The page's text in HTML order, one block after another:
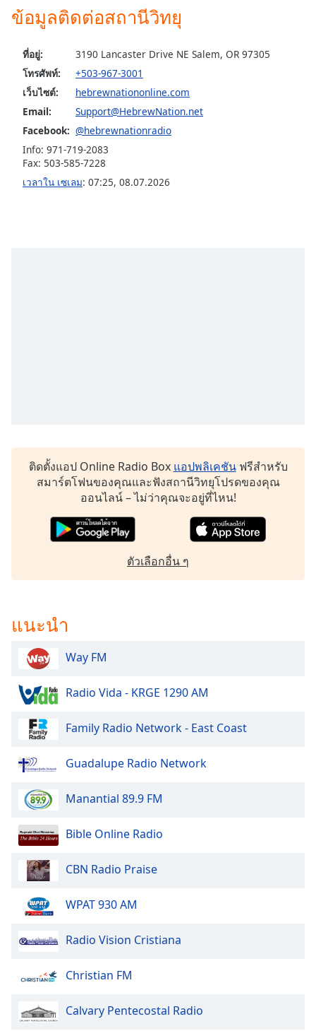
selected
Subtitles
subtitles
settings
opens
subtitles
dialog
subtitles
off,
dialog
window.
Color
Opacity
Text
Background
Opacity
Caption
Area
Background
Color
Opacity
Font
Edge
ข้อมูลติดต่อสถานีวิทยุ
ที่อยู่:
3190 Lancaster Drive NE Salem, OR 97305
โทรศัพท์:
+503-967-3001
เว็บไซต์:
hebrewnationonline.com
Email:
Support@HebrewNation.net
Facebook: @hebrewnationradio
Info: 971-719-2083
Fax: 503-585-7228
เวลาใน เซเลม: 07:25, 08.07.2026
ติดตั้งแอป Online Radio Box แอปพลิเคชันฟรีสำหรับ
สมาร์ตโฟนของคุณและฟังสถานีวิทยุโปรดของคุณ
ออนไลน์ – ไม่ว่าคุณจะอยู่ที่ไหน!
ตัวเลือกอื่น ๆ
แนะนำ
Way FM
Radio Vida - KRGE 1290 AM
Family Radio Network - East Coast
Guadalupe Radio Network
Manantial 89.9 FM
Bible Online Radio
CBN Radio Praise
WPAT 930 AM
Radio Vision Cristiana
Christian FM
Calvary Pentecostal Radio